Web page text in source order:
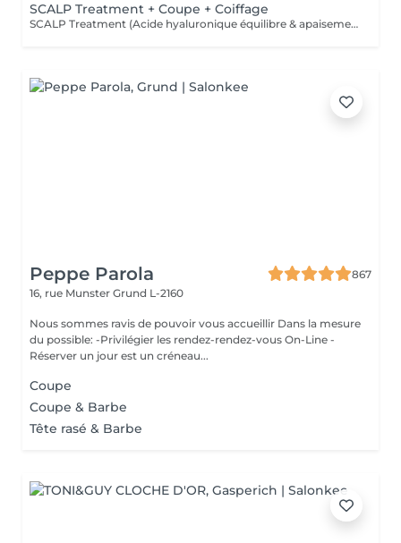
SCALP Treatment + Coupe + Coiffage
SCALP Treatment (Acide hyaluronique équilibre & apaisement) Pour rééquilibrer et purifier le cuir chevelu. Idéal en cas de démangeaisons, pellicules, sécheresse ou excès de sébum. -Apaise le cuir chevelu -Purifie en douceur -Rééquilibre la barrière protectrice naturelle -Favorise un environnement sain pour la pousse
Peppe Parola
867
16, rue Munster Grund L-2160
Nous sommes ravis de pouvoir vous accueillir Dans la mesure
du possible: -Privilégier les rendez-rendez-vous On-Line -
Réserver un jour est un créneau...
Coupe
Coupe & Barbe
Tête rasé & Barbe